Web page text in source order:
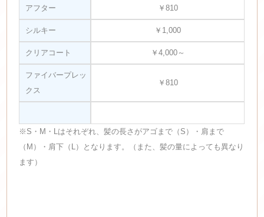
アフター ￥810
シルキー ￥1,000
クリアコート ￥4,000～
ファイバープレッ
クス
￥810
※S・M・Lはそれぞれ、髪の長さがアゴまで（S）・肩まで
（M）・肩下（L）となります。（また、髪の量によっても異なり
ます）